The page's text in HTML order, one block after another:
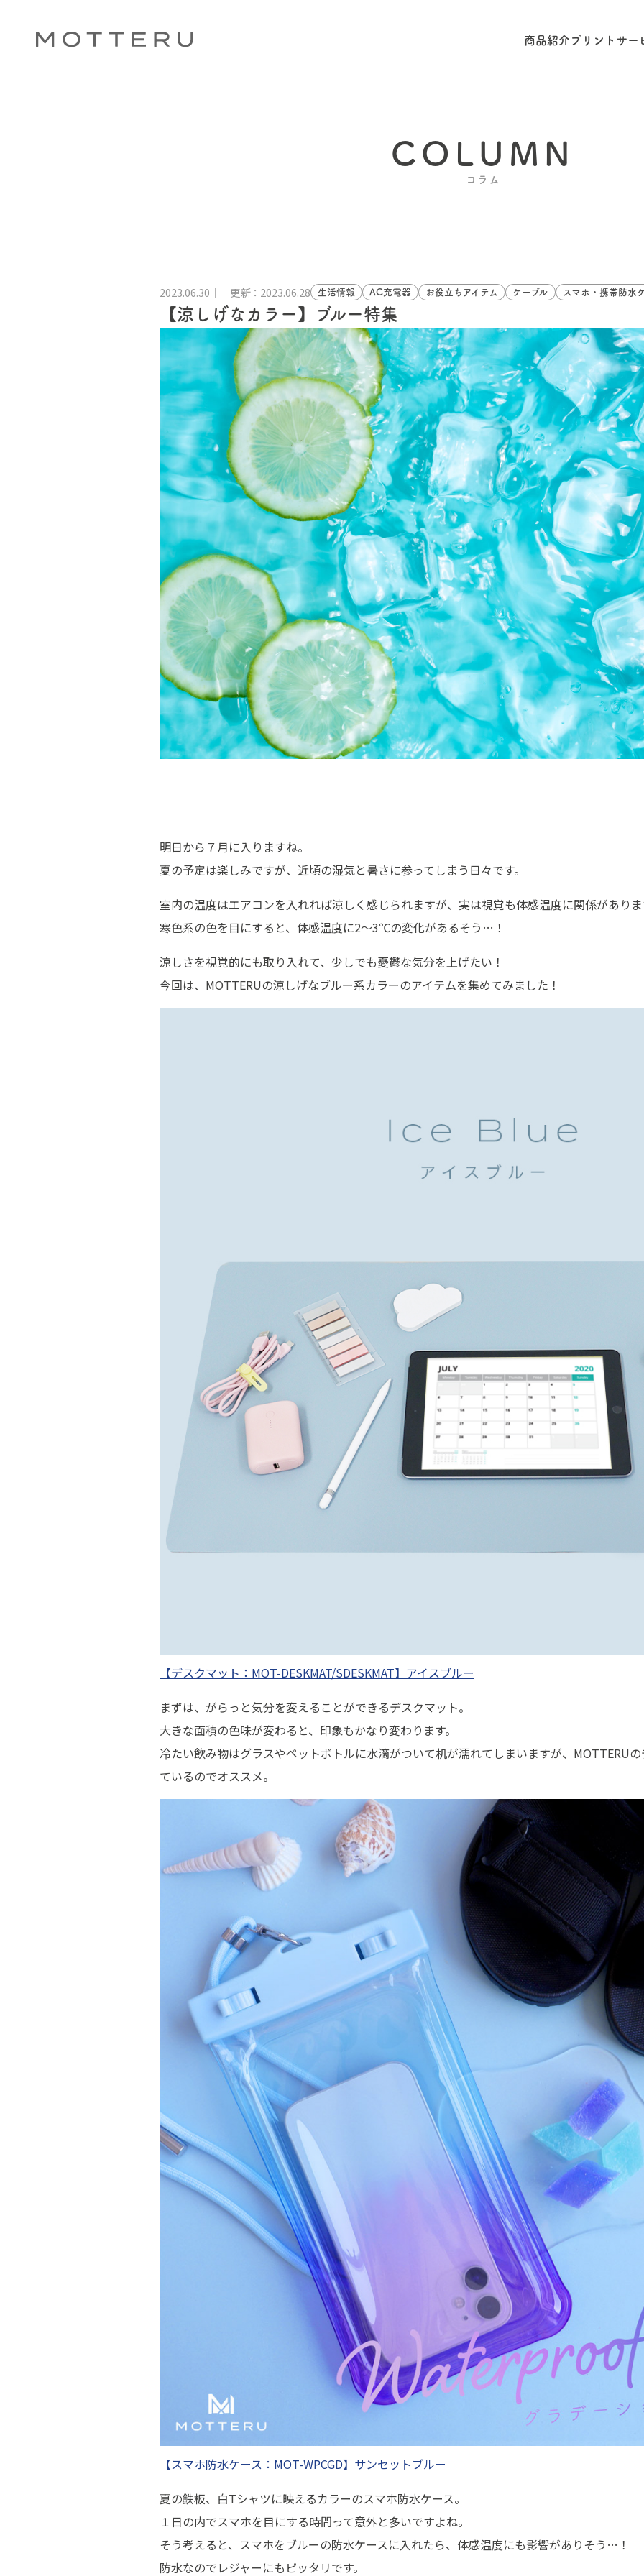
商品紹介 プリントサー
COLUMN
コラム
2023.06.30 更新：2023.06.28 生活情報 AC充電器 お役立ちアイテム ケーブル スマホ・携帯防水
【涼しげなカラー】ブルー特集
明日から７月に入りますね。
夏の予定は楽しみですが、近頃の湿気と暑さに参ってしまう日々です。
室内の温度はエアコンを入れれば涼しく感じられますが、実は視覚も体感温度に関係があり
寒色系の色を目にすると、体感温度に2～3℃の変化があるそう…！
涼しさを視覚的にも取り入れて、少しでも憂鬱な気分を上げたい！
今回は、MOTTERUの涼しげなブルー系カラーのアイテムを集めてみました！
【デスクマット：MOT-DESKMAT/SDESKMAT】アイスブルー
まずは、がらっと気分を変えることができるデスクマット。
大きな面積の色味が変わると、印象もかなり変わります。
冷たい飲み物はグラスやペットボトルに水滴がついて机が濡れてしまいますが、MOTTERU
ているのでオススメ。
【スマホ防水ケース：MOT-WPCGD】サンセットブルー
夏の鉄板、白Tシャツに映えるカラーのスマホ防水ケース。
１日の内でスマホを目にする時間って意外と多いですよね。
そう考えると、スマホをブルーの防水ケースに入れたら、体感温度にも影響がありそう…！
防水なのでレジャーにもピッタリです。